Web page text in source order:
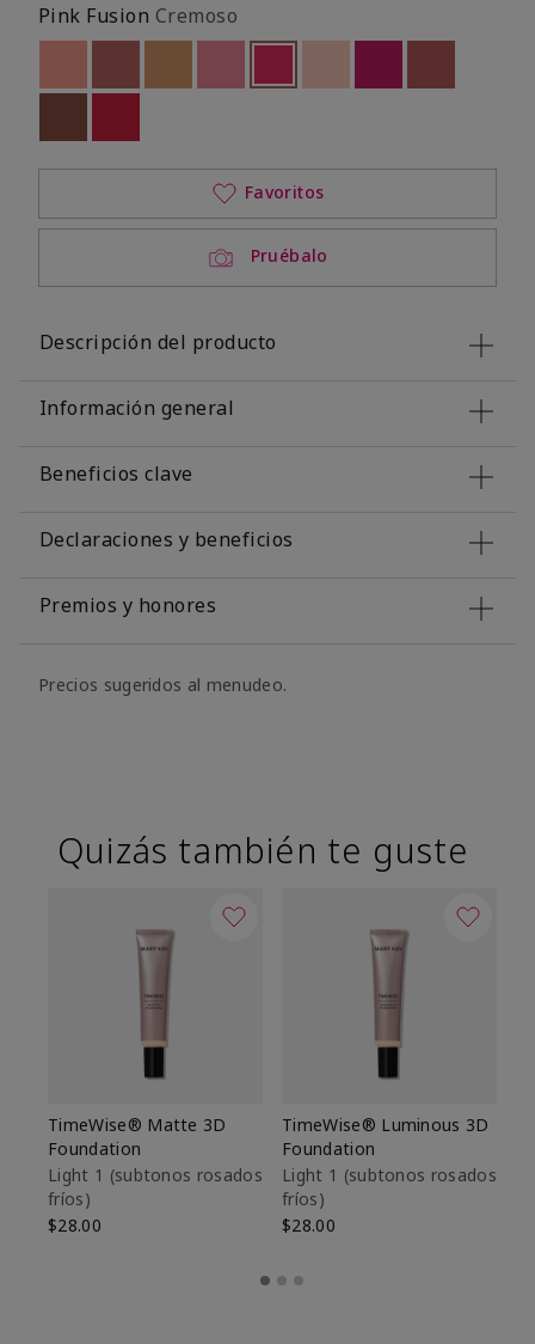
Pink Fusion Cremoso
Out of stockOut of stockseleccionado
Out of stock
Pruébalo
Favoritos
Descripción del producto
Información general
Beneficios clave
Declaraciones y beneficios
Premios y honores
Precios sugeridos al menudeo.
Quizás también te guste
TimeWise® Matte 3D
Foundation
Light 1​ (subtonos rosados
fríos)
$28.00
TimeWise® Luminous 3D
Foundation
Light 1​ (subtonos rosados
fríos)
$28.00